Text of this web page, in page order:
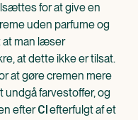
for at give en
uden parfume og
at man læser
at dette ikke er tilsat.
at gøre cremen mere
undgå farvestoffer, og
efterCIefterfulgt af et